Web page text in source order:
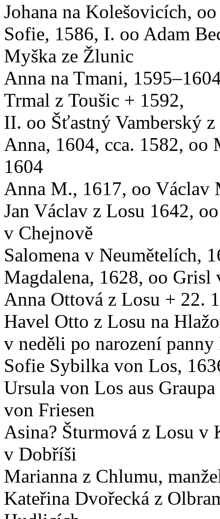
Johana na Kolešovicích,
Sofie, 1586, I. oo Adam
Myška ze Žlunic
Anna na Tmani,
Trmal z Toušic + 1592,
II. oo Šťastný Vamberský
Anna, 1604, cca. 1582,
1604
Anna M., 1617, oo Václav
Jan Václav z Losu 1642,
v Chejnově
Salomena v Neumětelích,
Magdalena, 1628, oo Grisl
Anna Ottová z Losu + 22.
Havel Otto z Losu na
v neděli po narození
Sofie Sybilka von Los,
Ursula von Los aus
von Friesen
Asina? Šturmová z Losu
v Dobříši
Marianna z Chlumu,
Kateřina Dvořecká z